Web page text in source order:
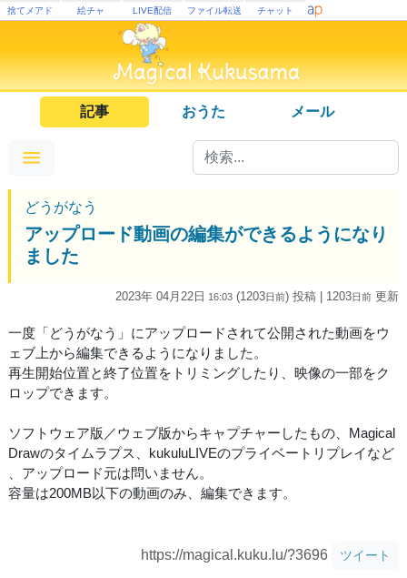
捨てメアド 絵チャ LIVE配信 ファイル転送 チャット
記事 おうた メール
どうがなう
アップロード動画の編集ができるようになり
ました
2023年 04月22日 16:03 (1203日前) 投稿 | 1203日前 更新
一度「どうがなう」にアップロードされて公開された動画をウ
ェブ上から編集できるようになりました。
再生開始位置と終了位置をトリミングしたり、映像の一部をク
ロップできます。
ソフトウェア版／ウェブ版からキャプチャーしたもの、Magical
Drawのタイムラプス、kukuluLIVEのプライベートリプレイなど
、アップロード元は問いません。
容量は200MB以下の動画のみ、編集できます。
https://magical.kuku.lu/?3696 ツイート